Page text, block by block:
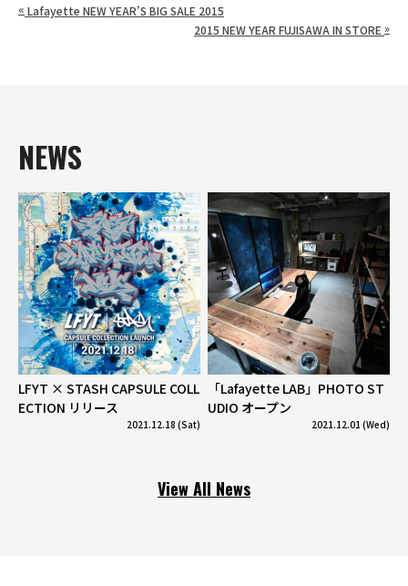
« Lafayette NEW YEAR’S BIG SALE 2015
2015 NEW YEAR FUJISAWA IN STORE »
NEWS
LFYT × STASH CAPSULE COLL
ECTION リリース
2021.12.18 (Sat)
「Lafayette LAB」PHOTO ST
UDIO オープン
2021.12.01 (Wed)
View All News